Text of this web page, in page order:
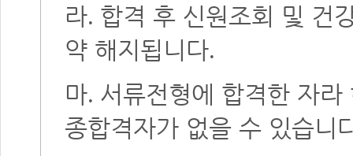
라. 합격 후 신원조회 및 건
약 해지됩니다.
마. 서류전형에 합격한 자
종합격자가 없을 수 있습니